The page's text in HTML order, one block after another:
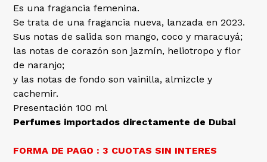
Es una fragancia femenina.
Se trata de una fragancia nueva, lanzada en 2023.
Sus notas de salida son mango, coco y maracuyá;
las notas de corazón son jazmín, heliotropo y flor
de naranjo;
y las notas de fondo son vainilla, almizcle y
cachemir.
Presentación 100 ml
Perfumes importados directamente de Dubai
FORMA DE PAGO : 3 CUOTAS SIN INTERES